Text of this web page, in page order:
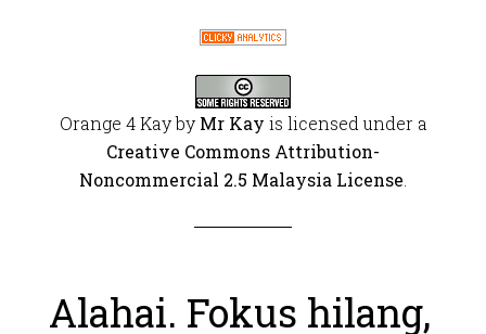
Orange 4 Kayby Mr Kay is licensed under a
Creative Commons Attribution-
Noncommercial 2.5 Malaysia License
Alahai. Fokus hilang,